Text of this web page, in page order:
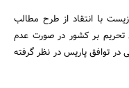
با انتقاد از طرح مطالب
تحریم بر کشور در صورت عدم
در توافق پاریس در نظر گرفته